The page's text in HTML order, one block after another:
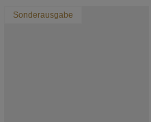
Sonderausgabe